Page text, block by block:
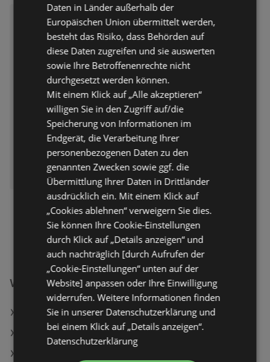
HOFER: Flugblatt
Flugblatt – 50 Seiten
Flugblatt nur gültig bis:
Entfernt: 3,86 km
ERHÄLTLICH BEI:
HOFER
Weiterführende Links
Dachsteinbrot
CATRICE Contouring Stick Sculpt & Charm 010 Ash
Daten in Länder außerhalb der
Europäischen Union übermittelt werden,
besteht das Risiko, dass Behörden auf
diese Daten zugreifen und sie auswerten
sowie Ihre Betroffenenrechte nicht
durchgesetzt werden können.
Mit einem Klick auf „Alle akzeptieren“
willigen Sie in den Zugriff auf/die
Speicherung von Informationen im
Endgerät, die Verarbeitung Ihrer
personenbezogenen Daten zu den
genannten Zwecken sowie ggf. die
Übermittlung Ihrer Daten in Drittländer
ausdrücklich ein. Mit einem Klick auf
„Cookies ablehnen“ verweigern Sie dies.
Sie können Ihre Cookie-Einstellungen
durch Klick auf „Details anzeigen“ und
auch nachträglich [durch Aufrufen der
„Cookie-Einstellungen“ unten auf der
Website] anpassen oder Ihre Einwilligung
widerrufen. Weitere Informationen finden
Sie in unserer Datenschutzerklärung und
bei einem Klick auf „Details anzeigen“.
Datenschutzerklärung